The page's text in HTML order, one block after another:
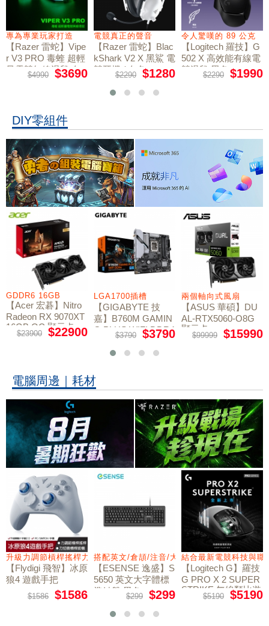
專為專業玩家打造
【Razer 雷蛇】Vipe
r V3 PRO 毒蝰 超輕
量電競無線滑鼠 白
$4990 $3690
電競真正的聲音
【Razer 雷蛇】Blac
kShark V2 X 黑鯊 電
競耳機 / 白色
$2290 $1280
令人驚嘆的 89 公克
【Logitech 羅技】G
502 X 高效能有線電
競滑鼠 黑色
$2290 $1990
DIY零組件
GDDR6 16GB
【Acer 宏碁】Nitro
Radeon RX 9070XT
16GB OC 顯示卡
$23900 $22900
LGA1700插槽
【GIGABYTE 技
嘉】B760M GAMIN
G PLUS WIFI DDR4
主機板$3790 $3790
兩個軸向式風扇
【ASUS 華碩】DU
AL-RTX5060-O8G
顯示卡
$99999 $15990
電腦周邊｜耗材
墊
升級力調節槓桿搖桿力切換扳機
【Flydigi 飛智】冰原
狼4 遊戲手把
$1586 $1586
搭配英文/倉頡/注音/大易
【ESENSE 逸盛】S
5650 英文大字體標
準鍵盤 黑色
$299 $299
結合最新電競科技與
【Logitech G】羅技
G PRO X 2 SUPER
STRIKE 無線類比遊
戲滑鼠$5190 $5190